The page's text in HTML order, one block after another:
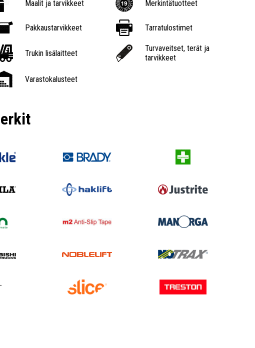
Maalit ja tarvikkeet Merkintätuotteet
Pakkaustarvikkeet Tarratulostimet
Trukin lisälaitteet
Turvaveitset, terät ja
tarvikkeet
Varastokalusteet